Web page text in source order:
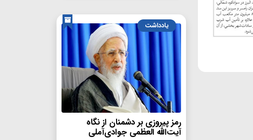
یادداشت
رمز پیروزی بر دشمنان از نگاه
آیت‌الله العظمی جوادی‌آملی